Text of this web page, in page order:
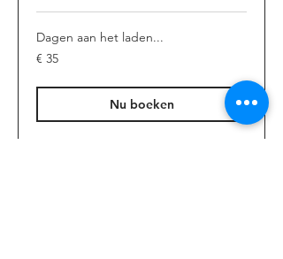
Dagen aan het laden...
35
euro
€ 35
Nu boeken